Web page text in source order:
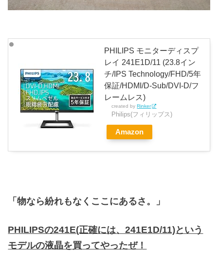
PHILIPS モニターディスプ
レイ 241E1D/11 (23.8イン
チ/IPS Technology/FHD/5年
保証/HDMI/D-Sub/DVI-D/フ
レームレス)
created byRinker
Philips(フィリップス)
Amazon
「物なら紛れもなくここにあるさ。」
PHILIPSの241E(正確には、241E1D/11)という
モデルの液晶を買ってやったぜ！